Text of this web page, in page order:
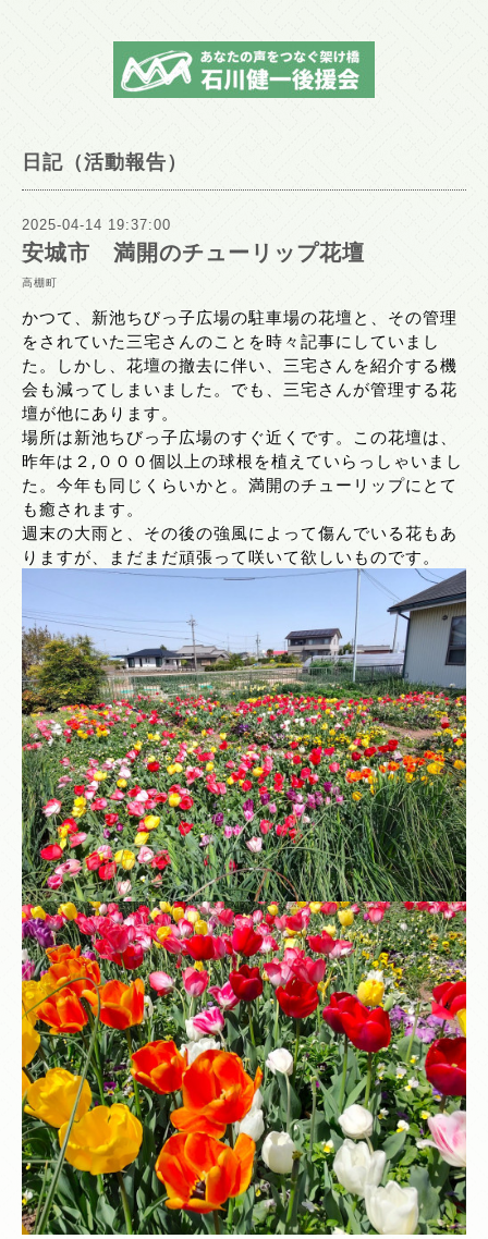
日記（活動報告）
2025-04-14 19:37:00
安城市 満開のチューリップ花壇
高棚町
かつて、新池ちびっ子広場の駐車場の花壇と、その管理
をされていた三宅さんのことを時々記事にしていまし
た。しかし、花壇の撤去に伴い、三宅さんを紹介する機
会も減ってしまいました。でも、三宅さんが管理する花
壇が他にあります。
場所は新池ちびっ子広場のすぐ近くです。この花壇は、
昨年は２,０００個以上の球根を植えていらっしゃいまし
た。今年も同じくらいかと。満開のチューリップにとて
も癒されます。
週末の大雨と、その後の強風によって傷んでいる花もあ
りますが、まだまだ頑張って咲いて欲しいものです。